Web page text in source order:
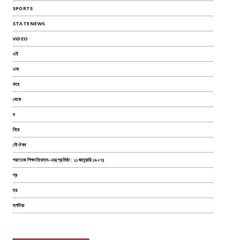
SPORTS
STATE NEWS
VIDEO
এই
এবং
করে
থেকে
ধ
নিয়ে
নৌ ঔষধ
পরাণচক শিক্ষানিকেতন-এর(প্রতিষ্ঠা : ১১ জানুয়ারি ১৯০৭)
প্র
হয়
হলদিয়া